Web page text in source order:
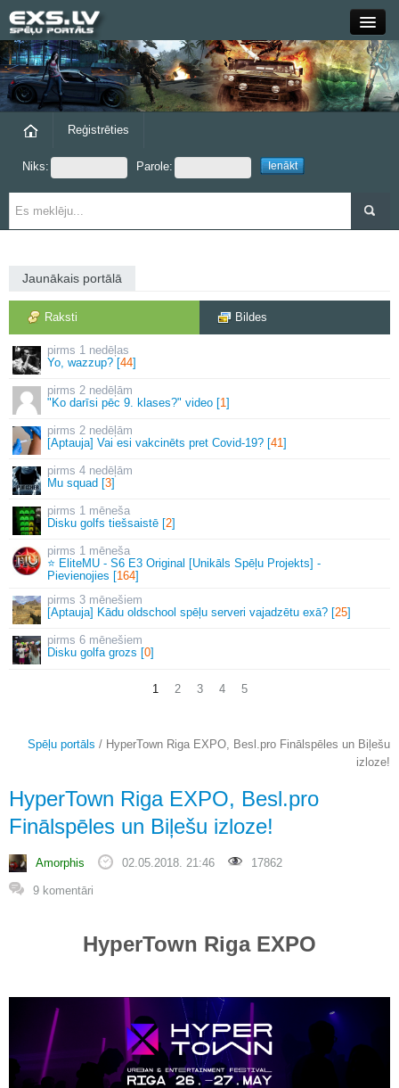
Close
Forums
Grupas
Reģistrēties
Niks: Parole:
Jaunākais portālā
Raksti Bildes
1 nedēļas
Yo, wazzup? [44]
2 nedēļām
"Ko darīsi pēc 9. klases?" video [1]
2 nedēļām
[Aptauja] Vai esi vakcinēts pret Covid-19? [41]
4 nedēļām
Mu squad [3]
1 mēneša
Disku golfs tiešsaistē [2]
1 mēneša
⭐ EliteMU - S6 E3 Original [Unikāls Spēļu Projekts] -
Pievienojies [164]
3 mēnešiem
[Aptauja] Kādu oldschool spēļu serveri vajadzētu exā? [25]
6 mēnešiem
Disku golfa grozs [0]
1 2 3 4 5
Spēļu portāls / HyperTown Riga EXPO, Besl.pro Finālspēles un Biļešu
izloze!
HyperTown Riga EXPO, Besl.pro
Finālspēles un Biļešu izloze!
Amorphis 02.05.2018. 21:46 17862
9 komentāri
HyperTown Riga EXPO